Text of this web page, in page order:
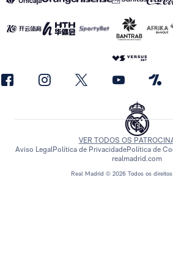
Real Madrid © 2026 Todos os
VER TODOS OS
Aviso LegalPolítica de PrivacidadePolítica de
realmadrid.com